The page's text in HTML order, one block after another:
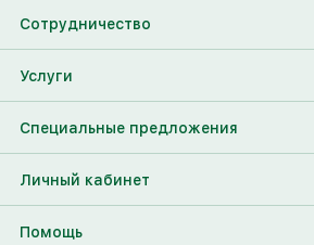
О нас
Контакты
Видеогалерея
Новости
Сотрудничество
Франшиза
Партнеры Megaflowers
Услуги
Найти друга
Доставка цветов за границу
Специальные предложения
Накопительные скидки
Личный кабинет
Вход
Помощь